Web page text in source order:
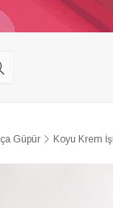
TAKI
Güpür Koyu Krem